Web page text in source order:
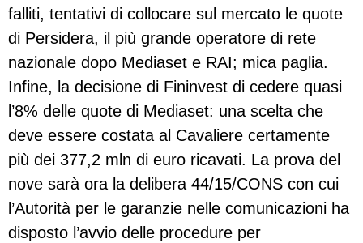
falliti, tentativi di collocare sul mercato le quote
di Persidera, il più grande operatore di rete
nazionale dopo Mediaset e RAI; mica paglia.
Infine, la decisione di Fininvest di cedere quasi
l’8% delle quote di Mediaset: una scelta che
deve essere costata al Cavaliere certamente
più dei 377,2 mln di euro ricavati. La prova del
nove sarà ora la delibera 44/15/CONS con cui
l’Autorità per le garanzie nelle comunicazioni ha
disposto l’avvio delle procedure per